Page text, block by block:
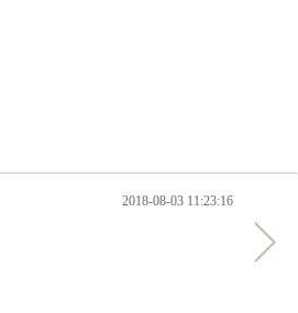
2018-08-03 11:23:16